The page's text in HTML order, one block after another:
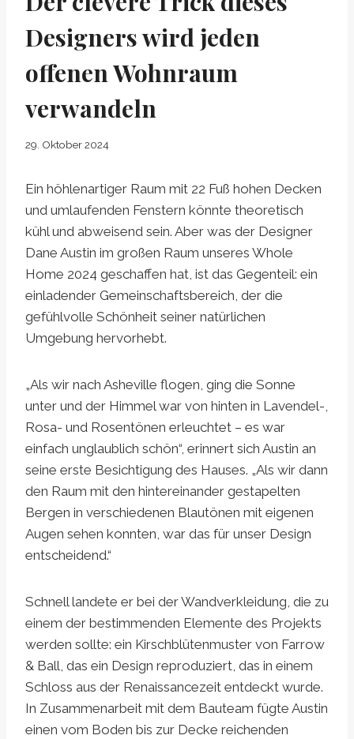
Designers wird jeden
offenen Wohnraum
verwandeln
29. Oktober 2024
Ein höhlenartiger Raum mit 22 Fuß hohen Decken
und umlaufenden Fenstern könnte theoretisch
kühl und abweisend sein. Aber was der Designer
Dane Austin im großen Raum unseres Whole
Home 2024 geschaffen hat, ist das Gegenteil: ein
einladender Gemeinschaftsbereich, der die
gefühlvolle Schönheit seiner natürlichen
Umgebung hervorhebt.
„Als wir nach Asheville flogen, ging die Sonne
unter und der Himmel war von hinten in Lavendel-,
Rosa- und Rosentönen erleuchtet – es war
einfach unglaublich schön“, erinnert sich Austin an
seine erste Besichtigung des Hauses. „Als wir dann
den Raum mit den hintereinander gestapelten
Bergen in verschiedenen Blautönen mit eigenen
Augen sehen konnten, war das für unser Design
entscheidend.“
Schnell landete er bei der Wandverkleidung, die zu
einem der bestimmenden Elemente des Projekts
werden sollte: ein Kirschblütenmuster von Farrow
& Ball, das ein Design reproduziert, das in einem
Schloss aus der Renaissancezeit entdeckt wurde.
In Zusammenarbeit mit dem Bauteam fügte Austin
einen vom Boden bis zur Decke reichenden